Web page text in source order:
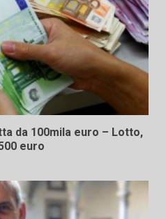
da 100mila euro – Lotto,
euro